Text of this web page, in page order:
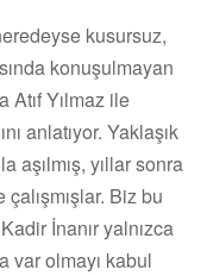
kusursuz,
konuşulmayan
Yılmaz ile
anlatıyor. Yaklaşık
aşılmış, yıllar sonra
Biz bu
İnanır yalnızca
var olmayı kabul